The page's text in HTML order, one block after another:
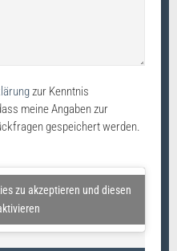
zur Kenntnis
meine Angaben zur
gespeichert werden.
zu akzeptieren und diesen